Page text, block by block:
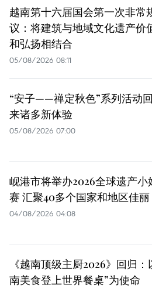
越南第十六届国会第一次非常
议：将建筑与地域文化遗产价
和弘扬相结合
05/08/2026 08:11
“安子——禅定秋色”系列活动
来诸多新体验
05/08/2026 07:00
岘港市将举办2026全球遗产小
赛 汇聚40多个国家和地区佳丽
04/08/2026 04:08
《越南顶级主厨2026》回归：
南美食登上世界餐桌”为使命